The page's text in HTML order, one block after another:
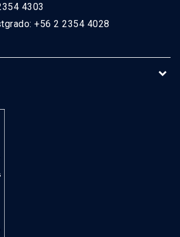
4303
+56 2 2354 4028